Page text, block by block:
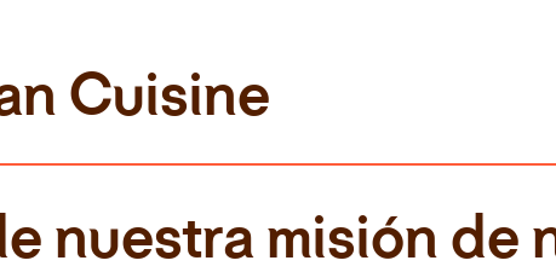
Cuisine
nuestra misión de